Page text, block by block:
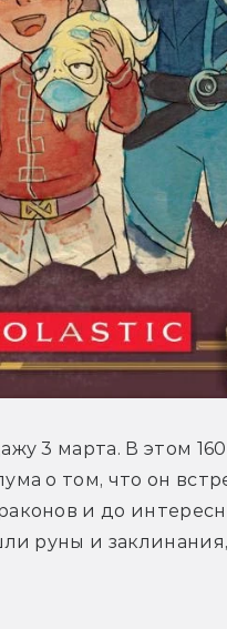
3 марта. В этом
о том, что он
и до
руны и